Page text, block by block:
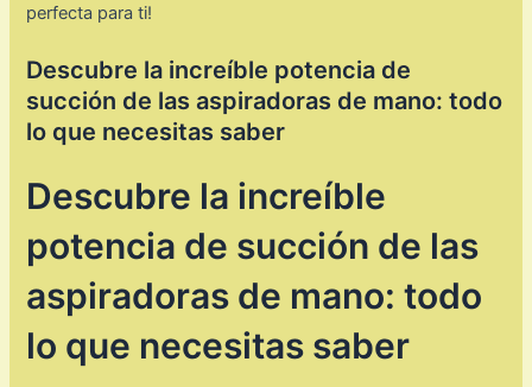
perfecta para ti!
Descubre la increíble potencia de
succión de las aspiradoras de mano: todo
lo que necesitas saber
Descubre la increíble
potencia de succión de las
aspiradoras de mano: todo
lo que necesitas saber